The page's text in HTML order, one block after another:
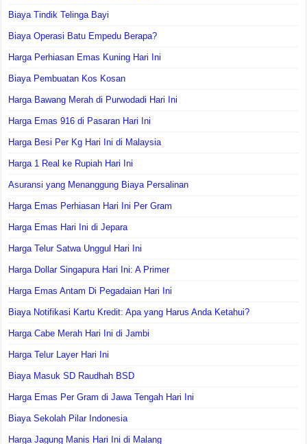
Biaya Tindik Telinga Bayi
Biaya Operasi Batu Empedu Berapa?
Harga Perhiasan Emas Kuning Hari Ini
Biaya Pembuatan Kos Kosan
Harga Bawang Merah di Purwodadi Hari Ini
Harga Emas 916 di Pasaran Hari Ini
Harga Besi Per Kg Hari Ini di Malaysia
Harga 1 Real ke Rupiah Hari Ini
Asuransi yang Menanggung Biaya Persalinan
Harga Emas Perhiasan Hari Ini Per Gram
Harga Emas Hari Ini di Jepara
Harga Telur Satwa Unggul Hari Ini
Harga Dollar Singapura Hari Ini: A Primer
Harga Emas Antam Di Pegadaian Hari Ini
Biaya Notifikasi Kartu Kredit: Apa yang Harus Anda Ketahui?
Harga Cabe Merah Hari Ini di Jambi
Harga Telur Layer Hari Ini
Biaya Masuk SD Raudhah BSD
Harga Emas Per Gram di Jawa Tengah Hari Ini
Biaya Sekolah Pilar Indonesia
Harga Jagung Manis Hari Ini di Malang